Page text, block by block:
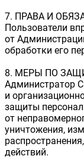
7. ПРАВА И
Пользователи
от
обработки его
8. МЕРЫ ПО
Администратор
и
защиты
от
уничтожения,
действий.